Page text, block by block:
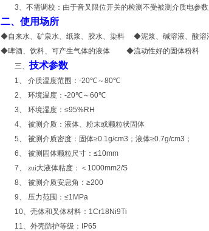
3、不需调校：由于音叉限位开关的检测不受被测介质电参
二、使用场所
◆自来水、矿泉水、纸浆、胶水、染料 ◆泥浆、碱溶液、酸溶
◆啤酒、饮料、可产生气体的液体 ◆流动性好的固体粉料
三、 技术参数
1、 介质温度范围： -20℃～80℃
2、 环境温度： -20℃～60℃
3、 环境湿度： ≤95%RH
4、
被测介质：液体、粉末或颗粒状固体
5、 被测介质密度：固体≥0.1g/cm3 ；液体≥0.7g/cm3 ；
6、 被测固体颗粒尺寸： ≤10mm
7、 zui大液体粘度：＜ 1000mm2/S
8、 被测介质安息角： ≥200
9、 压力范围： ≤1MPa
10、壳体和叉体材料： 1Cr18Ni9Ti
11、外壳防护等级： IP65